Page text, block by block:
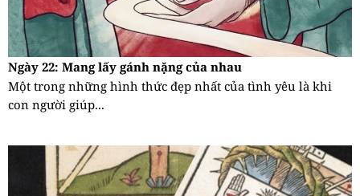
Ngày 22: Mang lấy gánh nặng của nhau
Một trong những hình thức đẹp nhất của tình yêu là khi
con người giúp...